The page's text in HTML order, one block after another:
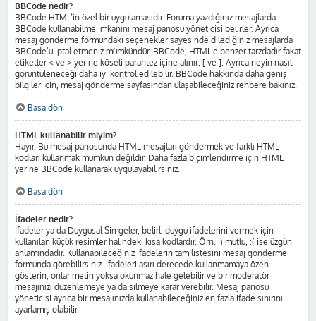
BBCode nedir?
BBCode HTML’in özel bir uygulamasıdır. Foruma yazdığınız mesajlarda
BBCode kullanabilme imkanını mesaj panosu yöneticisi belirler. Ayrıca
mesaj gönderme formundaki seçenekler sayesinde dilediğiniz mesajlarda
BBCode’u iptal etmeniz mümkündür. BBCode, HTML’e benzer tarzdadır fakat
etiketler < ve > yerine köşeli parantez içine alınır: [ ve ]. Ayrıca neyin nasıl
görüntüleneceği daha iyi kontrol edilebilir. BBCode hakkında daha geniş
bilgiler için, mesaj gönderme sayfasından ulaşabileceğiniz rehbere bakınız.
Başa dön
HTML kullanabilir miyim?
Hayır. Bu mesaj panosunda HTML mesajları göndermek ve farklı HTML
kodları kullanmak mümkün değildir. Daha fazla biçimlendirme için HTML
yerine BBCode kullanarak uygulayabilirsiniz.
Başa dön
İfadeler nedir?
İfadeler ya da Duygusal Simgeler, belirli duygu ifadelerini vermek için
kullanılan küçük resimler halindeki kısa kodlardır. Örn. :) mutlu, :( ise üzgün
anlamındadır. Kullanabileceğiniz ifadelerin tam listesini mesaj gönderme
formunda görebilirsiniz. İfadeleri aşırı derecede kullanmamaya özen
gösterin, onlar metin yoksa okunmaz hale gelebilir ve bir moderatör
mesajınızı düzenlemeye ya da silmeye karar verebilir. Mesaj panosu
yöneticisi ayrıca bir mesajınızda kullanabileceğiniz en fazla ifade sınırını
ayarlamış olabilir.